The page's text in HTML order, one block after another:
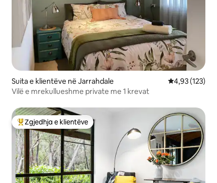
Suita e klientëve në Jarrahdale Vlerësimi
4,93 (123)
Vilë e mrekullueshme private me 1 krevat
Më të mirat e zgjedhjeve të klientëve
Zgjedhja e klientëve